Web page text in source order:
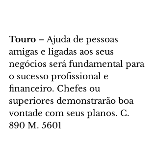
Touro – Ajuda de pessoas
amigas e ligadas aos seus
negócios será fundamental para
o sucesso profissional e
financeiro. Chefes ou
superiores demonstrarão boa
vontade com seus planos. C.
890 M. 5601